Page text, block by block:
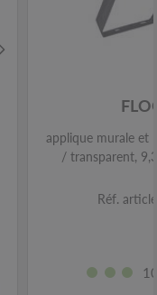
applique murale et
/ transparent,
Réf.